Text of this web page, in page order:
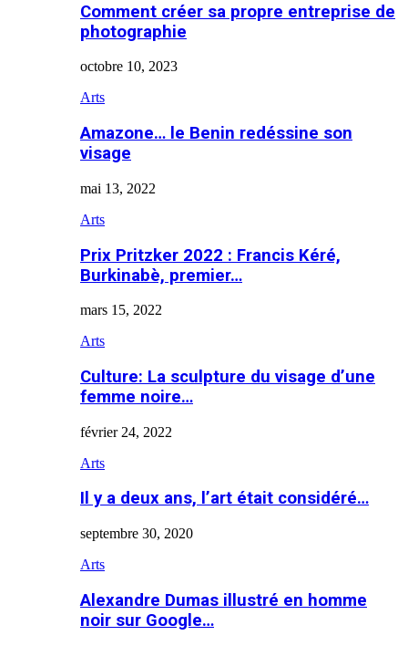
Comment créer sa propre entreprise de
photographie
octobre 10, 2023
Arts
Amazone… le Benin redéssine son
visage
mai 13, 2022
Arts
Prix Pritzker 2022 : Francis Kéré,
Burkinabè, premier…
mars 15, 2022
Arts
Culture: La sculpture du visage d’une
femme noire…
février 24, 2022
Arts
Il y a deux ans, l’art était considéré…
septembre 30, 2020
Arts
Alexandre Dumas illustré en homme
noir sur Google…